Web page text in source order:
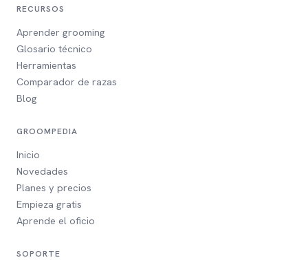
RECURSOS
Aprender grooming
Glosario técnico
Herramientas
Comparador de razas
Blog
GROOMPEDIA
Inicio
Novedades
Planes y precios
Empieza gratis
Aprende el oficio
SOPORTE